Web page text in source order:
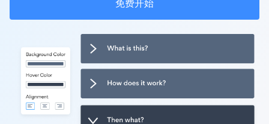
免费开始